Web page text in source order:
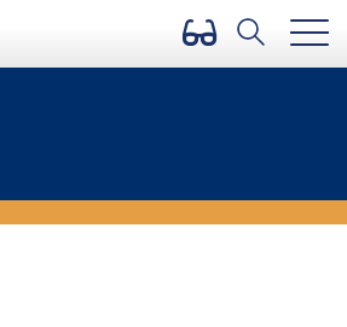
Версия для слабовидящих